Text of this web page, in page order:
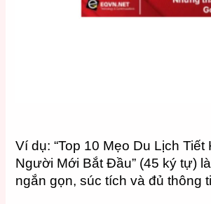
Ví dụ: “Top 10 Mẹo Du Lịch Tiết
Người Mới Bắt Đầu” (45 ký tự)
ngắn gọn, súc tích và đủ thông